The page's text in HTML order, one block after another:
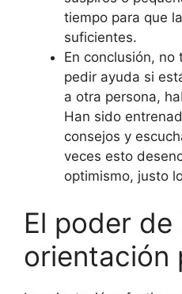
tiempo para que
suficientes.
En conclusión, no
pedir ayuda si
a otra persona,
Han sido
consejos y
veces esto
optimismo, justo
El poder de
orientación